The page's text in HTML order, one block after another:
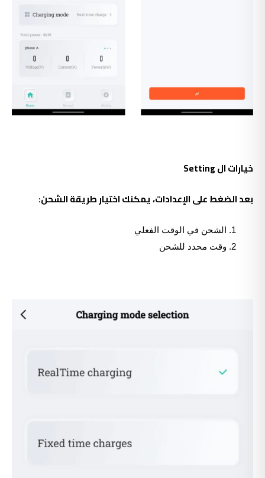
خيارات ال Setting
بعد الضغط على الإعدادات، يمكنك اختيار طريقة الشحن:
الشحن في الوقت الفعلي
وقت محدد للشحن